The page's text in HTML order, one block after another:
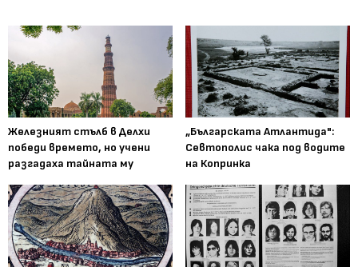
Железният стълб в Делхи
победи времето, но учени
разгадаха тайната му
„Българската Атлантида":
Севтополис чака под водите
на Копринка